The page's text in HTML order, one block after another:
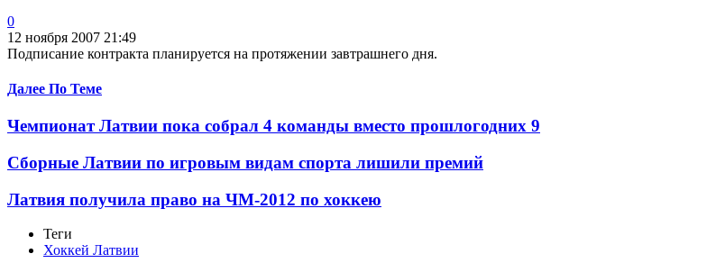
0
12 ноября 2007 21:49
Подписание контракта планируется на протяжении завтрашнего дня.
Далее По Теме
Чемпионат Латвии пока собрал 4 команды вместо прошлогодних 9
Сборные Латвии по игровым видам спорта лишили премий
Латвия получила право на ЧМ-2012 по хоккею
Теги
Хоккей Латвии